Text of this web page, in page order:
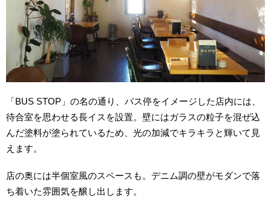
「BUS STOP」の名の通り、バス停をイメージした店内には、
待合室を思わせる長イスを設置。壁にはガラスの粒子を混ぜ込
んだ塗料が塗られているため、光の加減でキラキラと輝いて見
えます。
店の奥には半個室風のスペースも。デニム調の壁がモダンで落
ち着いた雰囲気を醸し出します。